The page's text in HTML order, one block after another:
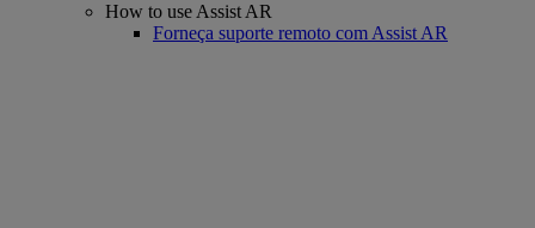
How to use Assist AR
Forneça suporte remoto com Assist AR